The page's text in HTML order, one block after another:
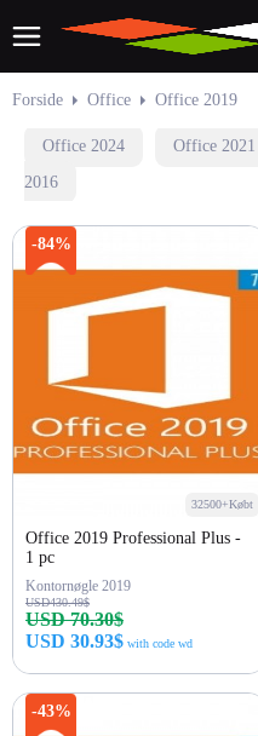
Forside Office Office 2019
Office 2024 Office 2021
2016
-84%
32500+Købt
Office 2019 Professional Plus -
1 pc
Kontornøgle 2019
USD430.49$
USD 70.30$
USD 30.93$ with code wd
-43%